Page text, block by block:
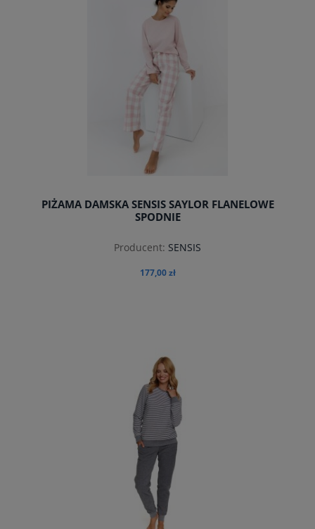
PIŻAMA DAMSKA SENSIS SAYLOR FLANELOWE
SPODNIE
Producent: SENSIS
177,00 zł
do koszyka